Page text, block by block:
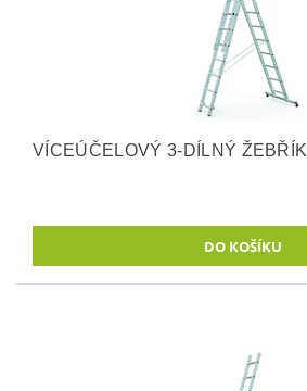
VÍCEÚČELOVÝ 3-DÍLNÝ ŽEBŘÍK